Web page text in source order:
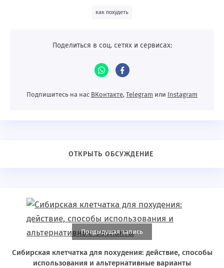
как похудеть
Поделиться в соц. сетях и сервисах:
Подпишитесь на нас ВКонтакте, Telegram или Instagram
Предыдущая запись
Сибирская клетчатка для похудения: действие, способы
использования и альтернативные варианты